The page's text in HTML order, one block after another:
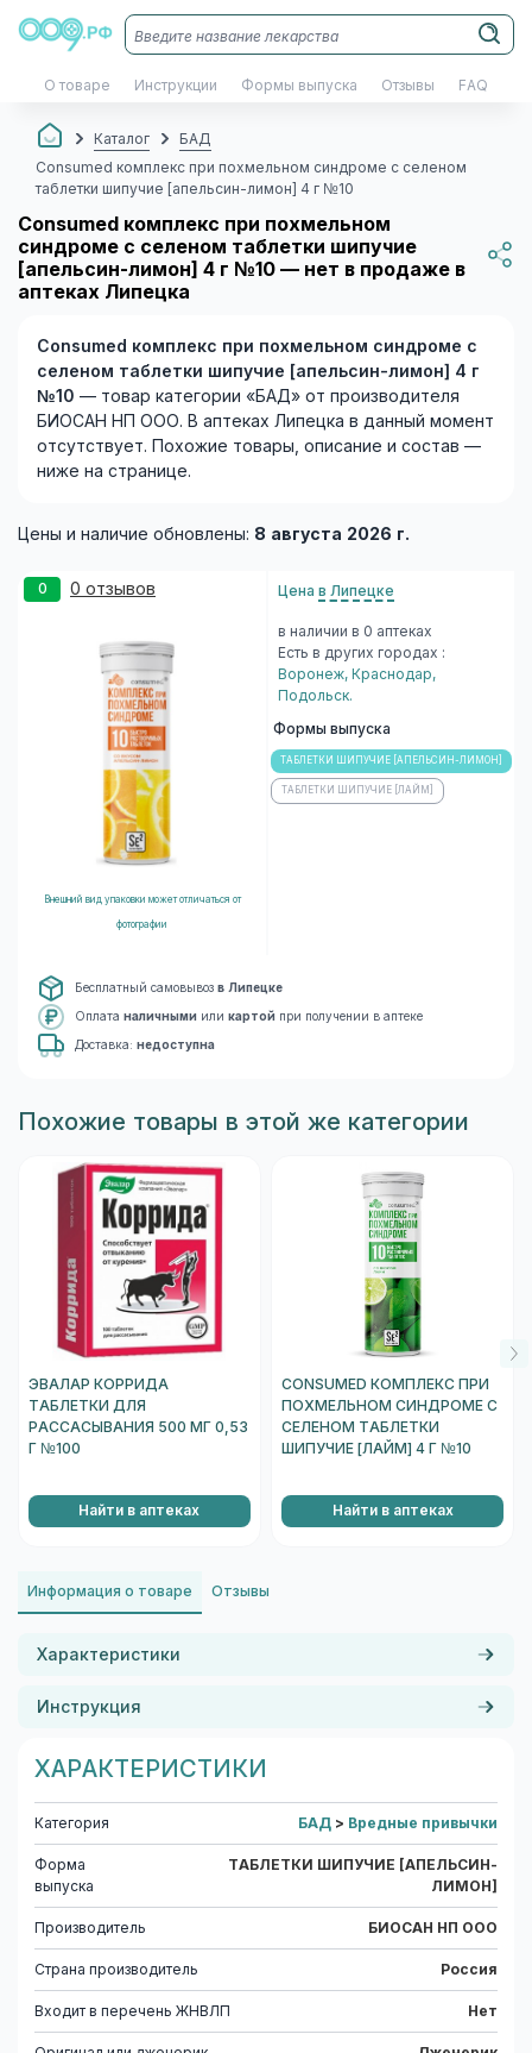
О товаре Инструкции Формы выпуска Отзывы FAQ
Каталог
БАД
Consumed комплекс при похмельном синдроме с селеном
таблетки шипучие [апельсин-лимон] 4 г №10
Consumed комплекс при похмельном
синдроме с селеном таблетки шипучие
[апельсин-лимон] 4 г №10 — нет в продаже в
аптеках Липецка
Consumed комплекс при похмельном синдроме с
селеном таблетки шипучие [апельсин-лимон] 4 г
№10 — товар категории «БАД» от производителя
БИОСАН НП ООО. В аптеках Липецка в данный момент
отсутствует. Похожие товары, описание и состав —
ниже на странице.
Цены и наличие обновлены: 8 августа 2026 г.
0 0 отзывов
Внешний вид упаковки может отличаться от
фотографии
Цена в Липецке
в наличии в 0 аптеках
Есть в других городах :
Воронеж, Краснодар,
Подольск.
Формы выпуска
ТАБЛЕТКИ ШИПУЧИЕ [АПЕЛЬСИН-ЛИМОН]
ТАБЛЕТКИ ШИПУЧИЕ [ЛАЙМ]
Бесплатный самовывоз в Липецке
Оплата наличными или картой при получении в аптеке
Доставка: недоступна
Похожие товары в этой же категории
ЭВАЛАР КОРРИДА
ТАБЛЕТКИ ДЛЯ
РАССАСЫВАНИЯ 500 МГ 0,53
Г №100
Найти в аптеках
CONSUMED КОМПЛЕКС ПРИ
ПОХМЕЛЬНОМ СИНДРОМЕ С
СЕЛЕНОМ ТАБЛЕТКИ
ШИПУЧИЕ [ЛАЙМ] 4 Г №10
Найти в аптеках
Информация о товаре Отзывы
Характеристики
Инструкция
ХАРАКТЕРИСТИКИ
Категория БАД > Вредные привычки
Форма
выпуска
ТАБЛЕТКИ ШИПУЧИЕ [АПЕЛЬСИН-
ЛИМОН]
Производитель БИОСАН НП ООО
Страна производитель Россия
Входит в перечень ЖНВЛП Нет